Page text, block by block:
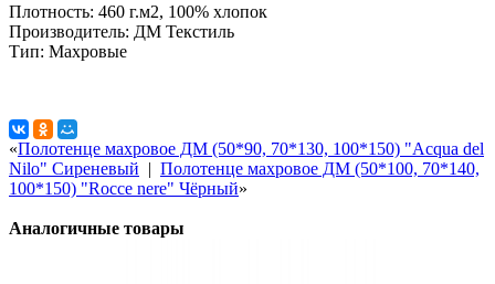
Плотность: 460 г.м2, 100% хлопок
Производитель: ДМ Текстиль
Тип: Махровые
«Полотенце махровое ДМ (50*90, 70*130, 100*150) "Acqua del
Nilo" Сиреневый | Полотенце махровое ДМ (50*100, 70*140,
100*150) "Rocce nere" Чёрный»
Аналогичные товары